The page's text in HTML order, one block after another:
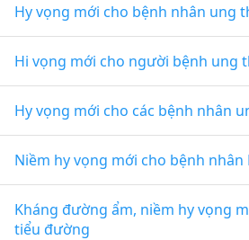
Hy vọng mới cho bệnh nhân ung
Hi vọng mới cho người bệnh ung
Hy vọng mới cho các bệnh nhân
Niềm hy vọng mới cho bệnh nhân
Kháng đường ẩm, niềm hy vọng
tiểu đường